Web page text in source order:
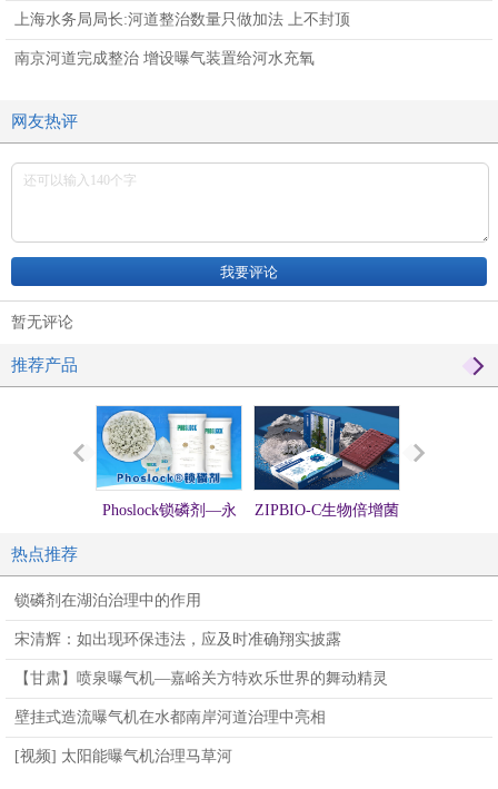
上海水务局局长:河道整治数量只做加法 上不封顶
南京河道完成整治 增设曝气装置给河水充氧
网友热评
暂无评论
推荐产品
Phoslock锁磷剂—永 ZIPBIO-C生物倍增菌
热点推荐
锁磷剂在湖泊治理中的作用
宋清辉：如出现环保违法，应及时准确翔实披露
【甘肃】喷泉曝气机—嘉峪关方特欢乐世界的舞动精灵
壁挂式造流曝气机在水都南岸河道治理中亮相
[视频] 太阳能曝气机治理马草河